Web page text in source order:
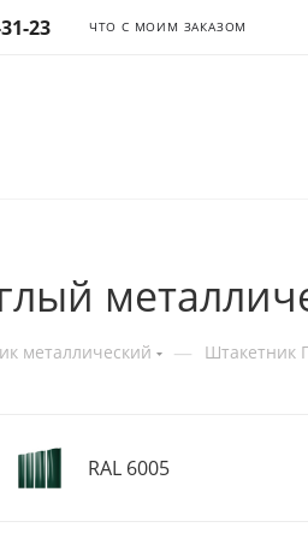
23 ЧТО С МОИМ ЗАКАЗОМ
металлический — Штакетник
RAL 6005